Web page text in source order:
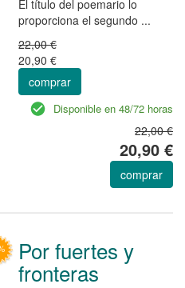
El título del poemario lo
proporciona el segundo ...
22,00 €
20,90 €
comprar
Disponible en 48/72 horas
22,00 €
20,90 €
comprar
Por fuertes y
fronteras